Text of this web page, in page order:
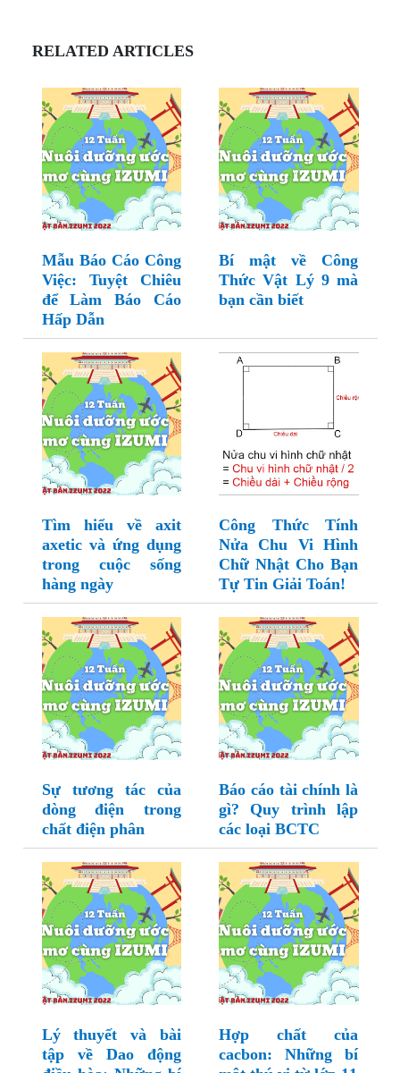
RELATED ARTICLES
Mẫu Báo Cáo Công
Việc: Tuyệt Chiêu
để Làm Báo Cáo
Hấp Dẫn
Bí mật về Công
Thức Vật Lý 9 mà
bạn cần biết
Tìm hiểu về axit
axetic và ứng dụng
trong cuộc sống
hàng ngày
Công Thức Tính
Nửa Chu Vi Hình
Chữ Nhật Cho Bạn
Tự Tin Giải Toán!
Sự tương tác của
dòng điện trong
chất điện phân
Báo cáo tài chính là
gì? Quy trình lập
các loại BCTC
Lý thuyết và bài
tập về Dao động
Hợp chất của
cacbon: Những bí